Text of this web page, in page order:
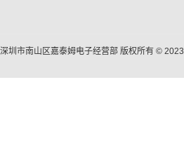
深圳市南山区嘉泰姆电子经营部 版权所有 © 2023